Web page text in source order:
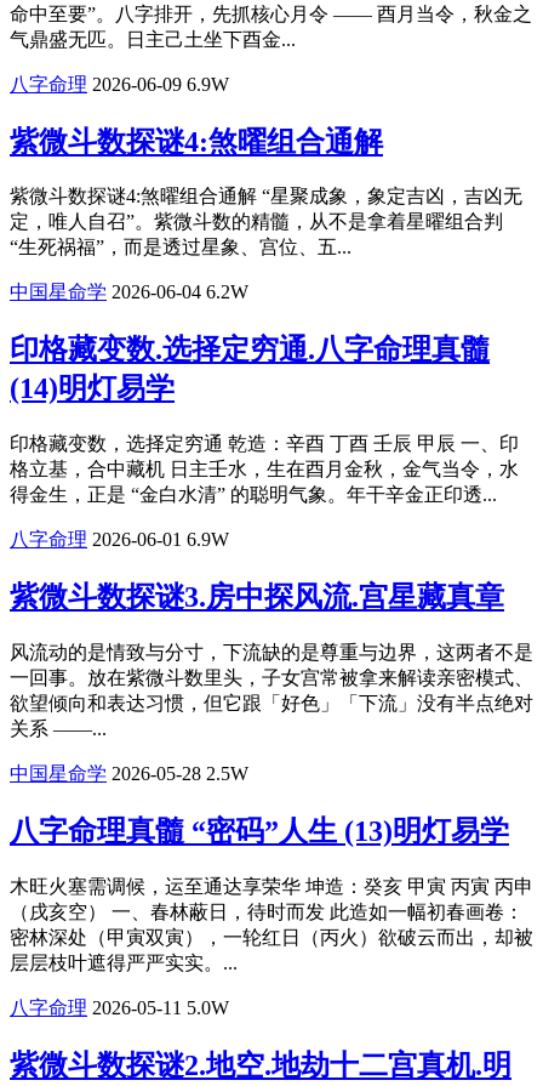
命中至要”。八字排开，先抓核心月令 —— 酉月当令，秋金之
气鼎盛无匹。日主己土坐下酉金...
八字命理 2026-06-09 6.9W
​紫微斗数探谜4:煞曜组合通解
​紫微斗数探谜4:煞曜组合通解 “星聚成象，象定吉凶，吉凶无
定，唯人自召”。紫微斗数的精髓，从不是拿着星曜组合判
“生死祸福”，而是透过星象、宫位、五...
中国星命学 2026-06-04 6.2W
印格藏变数.选择定穷通.八字命理真髓
(14)明灯易学
​印格藏变数，选择定穷通 乾造：辛酉 丁酉 壬辰 甲辰 一、印
格立基，合中藏机 日主壬水，生在酉月金秋，金气当令，水
得金生，正是 “金白水清” 的聪明气象。年干辛金正印透...
八字命理 2026-06-01 6.9W
紫微斗数探谜3.房中探风流.宫星藏真章
​风流动的是情致与分寸，下流缺的是尊重与边界，这两者不是
一回事。放在紫微斗数里头，子女宫常被拿来解读亲密模式、
欲望倾向和表达习惯，但它跟「好色」「下流」没有半点绝对
关系 ——...
中国星命学 2026-05-28 2.5W
八字命理真髓 “密码”人生 (13)明灯易学
​木旺火塞需调候，运至通达享荣华 坤造：癸亥 甲寅 丙寅 丙申
（戌亥空） 一、春林蔽日，待时而发 此造如一幅初春画卷：
密林深处（甲寅双寅），一轮红日（丙火）欲破云而出，却被
层层枝叶遮得严严实实。...
八字命理 2026-05-11 5.0W
紫微斗数探谜2.地空.地劫十二宫真机.明